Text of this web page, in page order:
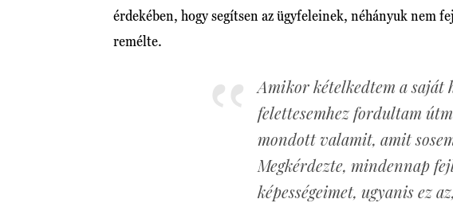
érdekében, hogy segítsen az ügyfeleinek, néhányuk nem
remélte.
Amikor kételkedtem a saját
felettesemhez fordultam
mondott valamit, amit
Megkérdezte, mindennap
képességeimet, ugyanis ez